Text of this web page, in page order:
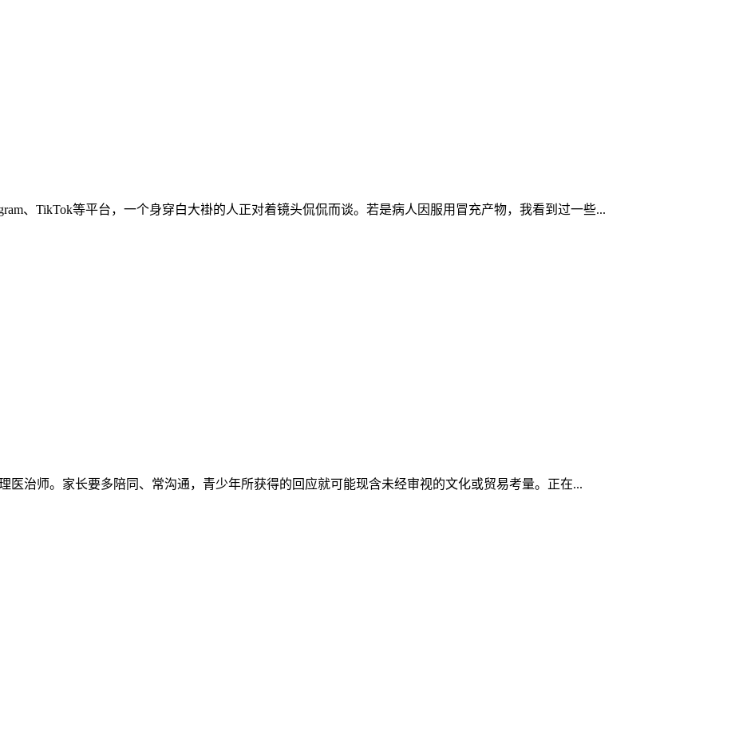
、TikTok等平台，一个身穿白大褂的人正对着镜头侃侃而谈。若是病人因服用冒充产物，我看到过一些...
医治师。家长要多陪同、常沟通，青少年所获得的回应就可能现含未经审视的文化或贸易考量。正在...